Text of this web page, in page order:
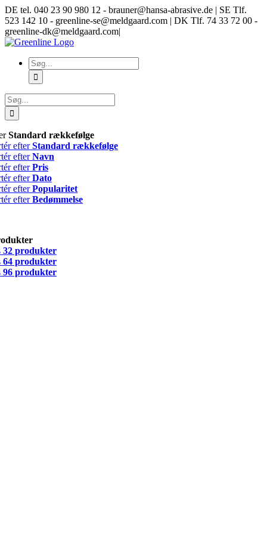
Skip
to
content
DE tel. 040 23 90 980 12 - brauner@hansa-abrasive.de | SE Tlf.
523 142 10 - greenline-se@meldgaard.com | DK Tlf. 74 33 72 00 -
greenline-dk@meldgaard.com|
Søg
efter:
Søg
efter:
Standard rækkefølge
efterStandard rækkefølge
efterNavn
efterPris
efterDato
efterPopularitet
efterBedømmelse
32 produkter
64 produkter
96 produkter